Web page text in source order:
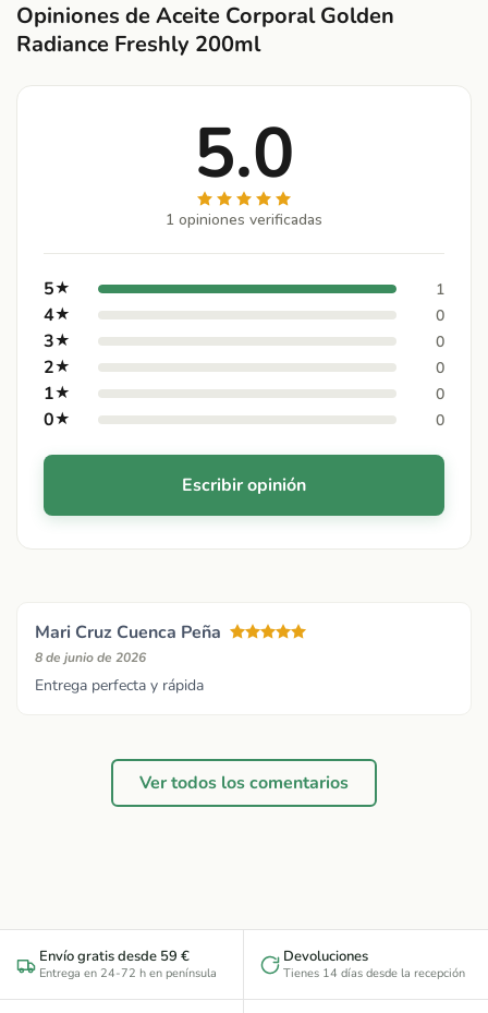
Opiniones de Aceite Corporal Golden
Radiance Freshly 200ml
5.0
1 opiniones verificadas
5★ 1
4★ 0
3★ 0
2★ 0
1★ 0
0★ 0
Escribir opinión
Mari Cruz Cuenca Peña
8 de junio de 2026
Entrega perfecta y rápida
Ver todos los comentarios
Envío gratis desde 59 €
Entrega en 24-72 h en península
Devoluciones
Tienes 14 días desde la recepción